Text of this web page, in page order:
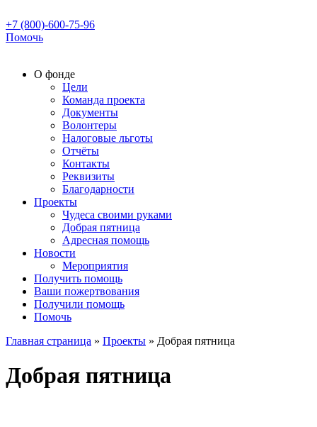
+7 (800)-600-75-96
Помочь
О фонде
Цели
Команда проекта
Документы
Волонтеры
Налоговые льготы
Отчёты
Контакты
Реквизиты
Благодарности
Проекты
Чудеса своими руками
Добрая пятница
Адресная помощь
Новости
Мероприятия
Получить помощь
Ваши пожертвования
Получили помощь
Помочь
Главная страница » Проекты » Добрая пятница
Добрая пятница